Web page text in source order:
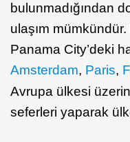
bulunmadığından
ulaşım
Panama City’deki
Amsterdam, Paris,
Avrupa ülkesi
seferleri yaparak